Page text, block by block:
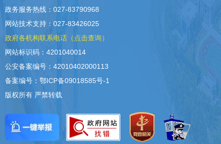
政务服务热线：027-83790968
网站技术支持：027-83426025
政府各机构联系电话（点击查询）
网站标识码：4201040014
公安备案编号：42010402000113
备案编号：鄂ICP备09018585号-1
版权所有 严禁转载